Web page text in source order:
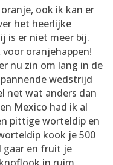
ook ik kan er
het heerlijke
is er niet meer bij.
oranjehappen!
nu zin om lang in de
wedstrijd
net wat anders dan
Mexico had ik al
pittige worteldip en
kook je 500
gaar en fruit je